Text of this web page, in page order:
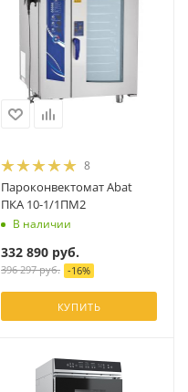
8
Пароконвектомат Abat
ПКА 10-1/1ПМ2
В наличии
332 890 руб.
396 297руб. -16%
КУПИТЬ